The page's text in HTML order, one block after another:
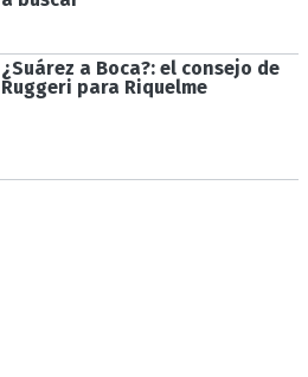
¿Suárez a Boca?: el consejo de
Ruggeri para Riquelme